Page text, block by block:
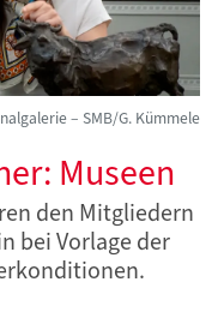
– SMB/G. Kümmele
Museen
den Mitgliedern
bei Vorlage der